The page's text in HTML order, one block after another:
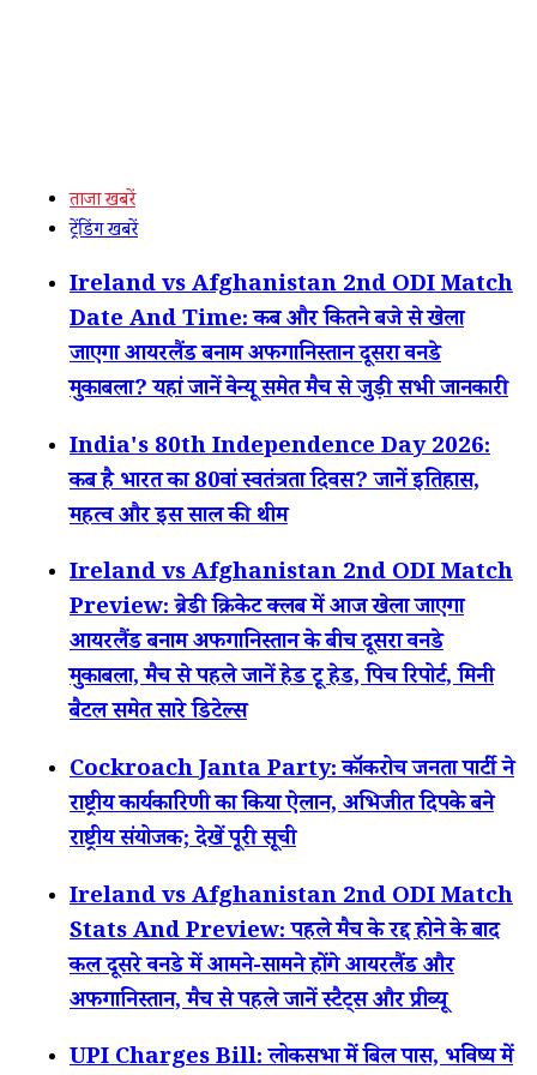
ताजा खबरें
ट्रेंडिंग खबरें
Ireland vs Afghanistan 2nd ODI Match
Date And Time: कब और कितने बजे से खेला
जाएगा आयरलैंड बनाम अफगानिस्तान दूसरा वनडे
मुकाबला? यहां जानें वेन्यू समेत मैच से जुड़ी सभी जानकारी
India's 80th Independence Day 2026:
कब है भारत का 80वां स्वतंत्रता दिवस? जानें इतिहास,
महत्व और इस साल की थीम
Ireland vs Afghanistan 2nd ODI Match
Preview: ब्रेडी क्रिकेट क्लब में आज खेला जाएगा
आयरलैंड बनाम अफगानिस्तान के बीच दूसरा वनडे
मुकाबला, मैच से पहले जानें हेड टू हेड, पिच रिपोर्ट, मिनी
बैटल समेत सारे डिटेल्स
Cockroach Janta Party: कॉकरोच जनता पार्टी ने
राष्ट्रीय कार्यकारिणी का किया ऐलान, अभिजीत दिपके बने
राष्ट्रीय संयोजक; देखें पूरी सूची
Ireland vs Afghanistan 2nd ODI Match
Stats And Preview: पहले मैच के रद्द होने के बाद
कल दूसरे वनडे में आमने-सामने होंगे आयरलैंड और
अफगानिस्तान, मैच से पहले जानें स्टैट्स और प्रीव्यू
UPI Charges Bill: लोकसभा में बिल पास, भविष्य में